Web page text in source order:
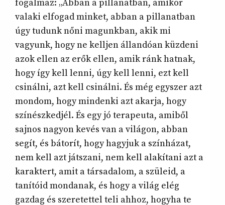
fogalmaz: „Abban a pillanatban, amikor
valaki elfogad minket, abban a pillanatban
úgy tudunk nőni magunkban, akik mi
vagyunk, hogy ne kelljen állandóan küzdeni
azok ellen az erők ellen, amik ránk hatnak,
hogy így kell lenni, úgy kell lenni, ezt kell
csinálni, azt kell csinálni. És még egyszer azt
mondom, hogy mindenki azt akarja, hogy
színészkedjél. És egy jó terapeuta, amiből
sajnos nagyon kevés van a világon, abban
segít, és bátorít, hogy hagyjuk a színházat,
nem kell azt játszani, nem kell alakítani azt a
karaktert, amit a társadalom, a szüleid, a
tanítóid mondanak, és hogy a világ elég
gazdag és szeretettel teli ahhoz, hogyha te